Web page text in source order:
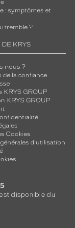
: symptômes et
tremble ?
KRYS
nous ?
de la confiance
KRYS GROUP
KRYS GROUP
Cookies
d'utilisation
disponible du